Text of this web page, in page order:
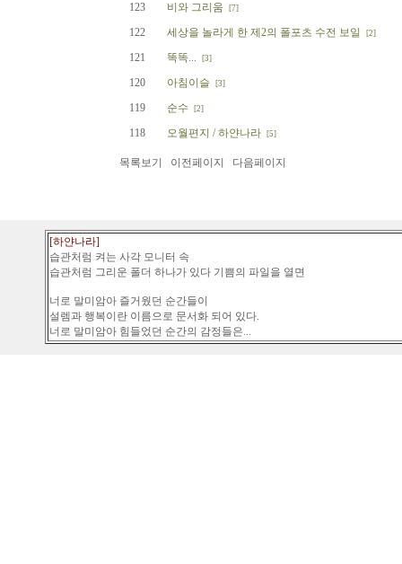
123 비와 그리움 [7]
122 세상을 놀라게 한 제2의 폴포츠 수전 보일 [2]
121 똑똑... [3]
120 아침이슬 [3]
119 순수 [2]
118 오월편지 / 하얀나라 [5]
목록보기 이전페이지 다음페이지
[하얀나라]
습관처럼 켜는 사각 모니터 속
습관처럼 그리운 폴더 하나가 있다 기쁨의 파일을 열면
너로 말미암아 즐거웠던 순간들이
설렘과 행복이란 이름으로 문서화 되어 있다.
너로 말미암아 힘들었던 순간의 감정들은...